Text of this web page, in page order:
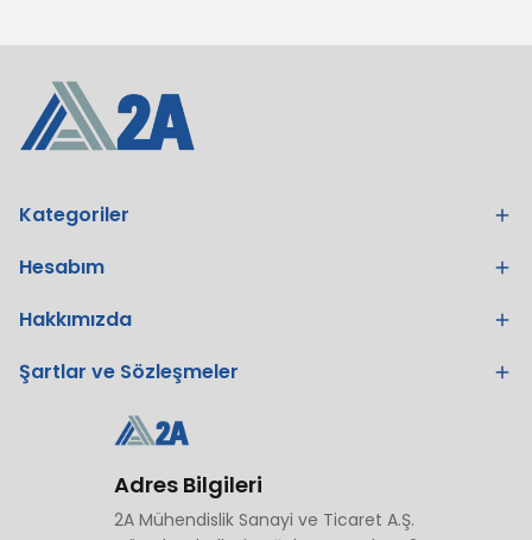
Kategoriler
Hesabım
Hakkımızda
Şartlar ve Sözleşmeler
Adres Bilgileri
2A Mühendislik Sanayi ve Ticaret A.Ş.